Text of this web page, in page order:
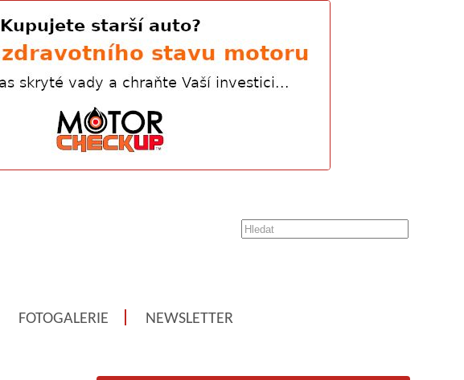
FOTOGALERIE NEWSLETTER